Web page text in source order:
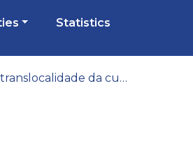
Statistics
A translocalidade da cultura açucareira: o Funchal, cidade do açucar, entre o Mediterrâneo e o Atlântico